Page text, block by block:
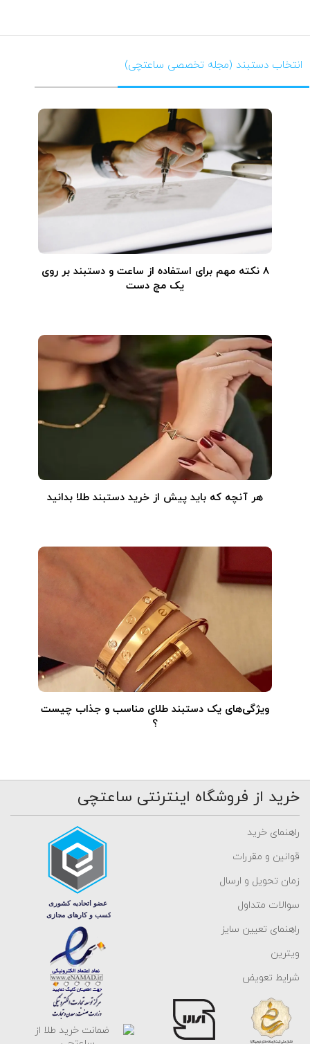
انتخاب دستبند (مجله تخصصی ساعتچی)
۸ نکته مهم برای استفاده از ساعت و دستبند بر روی
یک مچ دست
هر آنچه که باید پیش از خرید دستبند طلا بدانید
ویژگی‌های یک دستبند طلای مناسب و جذاب چیست
؟
خرید از فروشگاه اینترنتی ساعتچی
راهنمای خرید
قوانین و مقررات
زمان تحویل و ارسال
سوالات متداول
راهنمای تعیین سایز
ویترین
شرایط تعویض